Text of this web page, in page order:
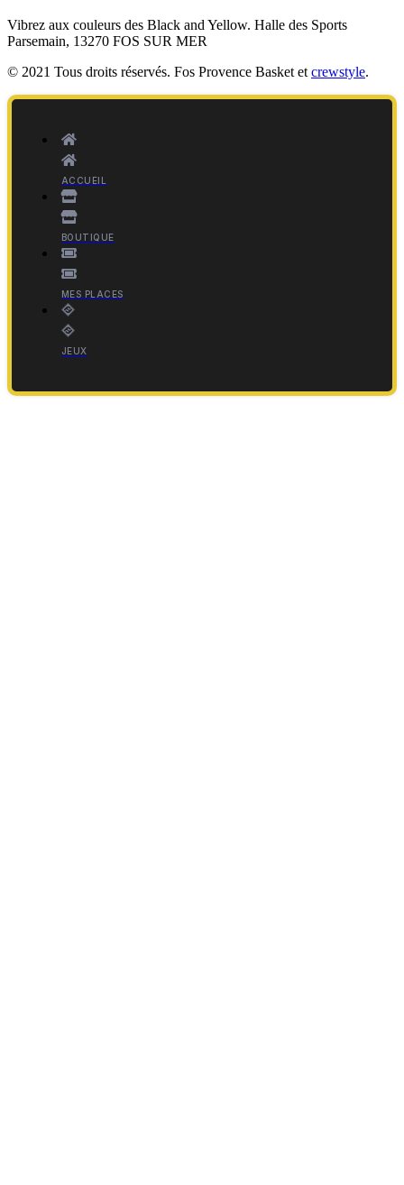
Vibrez aux couleurs des Black and Yellow. Halle des Sports
Parsemain, 13270 FOS SUR MER
© 2021 Tous droits réservés. Fos Provence Basket et crewstyle.
ACCUEIL
BOUTIQUE
MES PLACES
JEUX